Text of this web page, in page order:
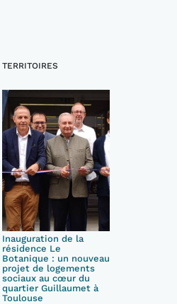
TERRITOIRES
Inauguration de la
résidence Le
Botanique : un nouveau
projet de logements
sociaux au cœur du
quartier Guillaumet à
Toulouse